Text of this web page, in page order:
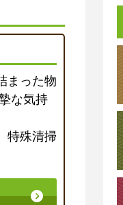
まった物
な気持
特殊清掃